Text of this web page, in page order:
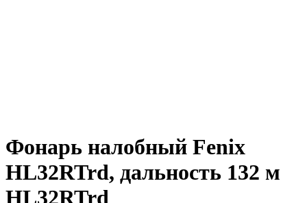
Фонарь налобный Fenix
HL32RTrd, дальность 132 м
HL32RTrd